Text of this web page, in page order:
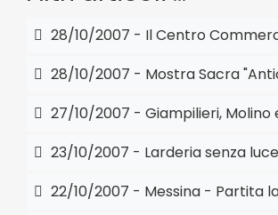
28/10/2007 - Il Centro
28/10/2007 - Mostra Sacra
27/10/2007 - Giampilieri, Molino
23/10/2007 - Larderia senza
22/10/2007 - Messina - Partita